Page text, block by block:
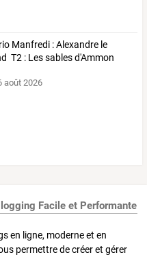
Manfredi : Alexandre le
T2 : Les sables d'Ammon
août 2026
Facile et Performante
en ligne, moderne et en
permettre de créer et gérer